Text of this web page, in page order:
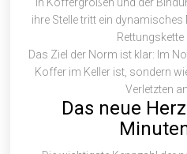
ihre Stelle tritt ein
Rettungskette
Das Ziel der Norm ist klar: Im
Koffer im Keller ist, sondern
Verletzten
Das neue